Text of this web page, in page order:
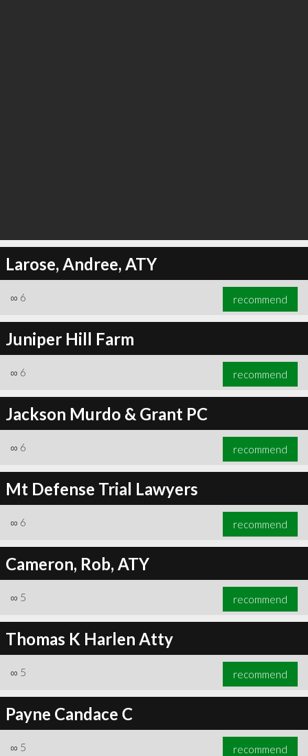
Larose, Andree, ATY
∞ 6 recommend
Juniper Hill Farm
∞ 6 recommend
Jackson Murdo & Grant PC
∞ 6 recommend
Mt Defense Trial Lawyers
∞ 6 recommend
Cameron, Rob, ATY
∞ 5 recommend
Thomas K Harlen Atty
∞ 5 recommend
Payne Candace C
∞ 5 recommend